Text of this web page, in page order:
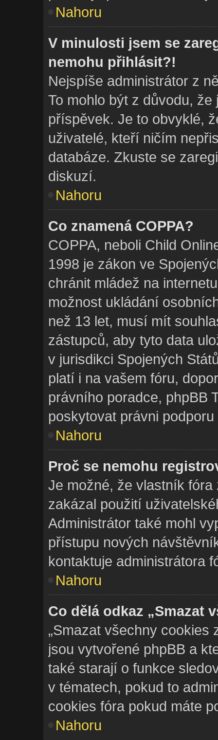
Nahoru
V minulosti jsem se
nemohu přihlásit?!
Nejspíše administrátor z
To mohlo být z důvodu,
příspěvek. Je to obvyklé,
uživatelé, kteří ničím
databáze. Zkuste se
diskuzí.
Nahoru
Co znamená COPPA?
COPPA, neboli Child
1998 je zákon ve
chránit mládež na
možnost ukládání
než 13 let, musí mít
zástupců, aby tyto data
v jurisdikci Spojených
platí i na vašem fóru,
právního poradce, phpBB
poskytovat právni
Nahoru
Proč se nemohu
Je možné, že vlastník
zakázal použití
Administrátor také mohl
přístupu nových
kontaktuje administrátora
Nahoru
Co dělá odkaz „Smazat
„Smazat všechny cookies
jsou vytvořené phpBB a
také starají o funkce
v tématech, pokud to
cookies fóra pokud máte
Nahoru